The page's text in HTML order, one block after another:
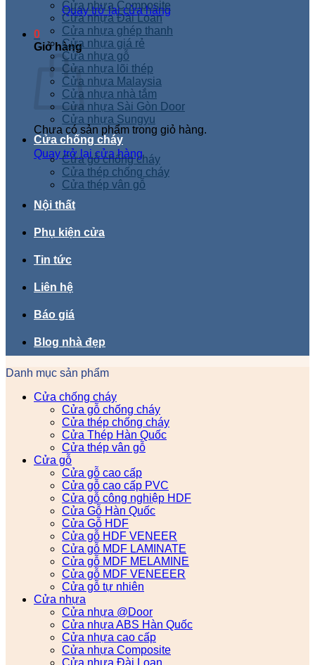
Quay trở lại cửa hàng
0
Giỏ hàng
Chưa có sản phẩm trong giỏ hàng.
Quay trở lại cửa hàng
Cửa nhựa Composite
Cửa nhựa Đài Loan
Cửa nhựa ghép thanh
Cửa nhựa giá rẻ
Cửa nhựa gỗ
Cửa nhựa lõi thép
Cửa nhựa Malaysia
Cửa nhựa nhà tắm
Cửa nhựa Sài Gòn Door
Cửa nhựa Sungyu
Cửa chống cháy
Cửa gỗ chống cháy
Cửa thép chống cháy
Cửa thép vân gỗ
Nội thất
Phụ kiện cửa
Tin tức
Liên hệ
Báo giá
Blog nhà đẹp
Danh mục sản phẩm
Cửa chống cháy
Cửa gỗ chống cháy
Cửa thép chống cháy
Cửa Thép Hàn Quốc
Cửa thép vân gỗ
Cửa gỗ
Cửa gỗ cao cấp
Cửa gỗ cao cấp PVC
Cửa gỗ công nghiệp HDF
Cửa Gỗ Hàn Quốc
Cửa Gỗ HDF
Cửa gỗ HDF VENEER
Cửa gỗ MDF LAMINATE
Cửa gỗ MDF MELAMINE
Cửa gỗ MDF VENEEER
Cửa gỗ tự nhiên
Cửa nhựa
Cửa nhựa @Door
Cửa nhựa ABS Hàn Quốc
Cửa nhựa cao cấp
Cửa nhựa Composite
Cửa nhựa Đài Loan